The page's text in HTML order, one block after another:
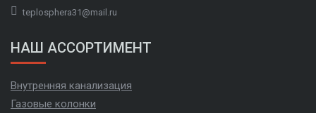
teplosphera31@mail.ru
НАШ АССОРТИМЕНТ
Внутренняя канализация
Газовые колонки